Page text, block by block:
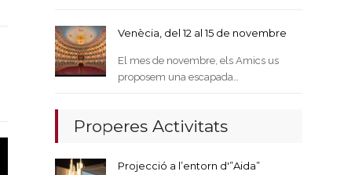
Venècia, del 12 al 15 de novembre
El mes de novembre, els Amics us
proposem una escapada…
Properes Activitats
Projecció a l’entorn d'”Aida”